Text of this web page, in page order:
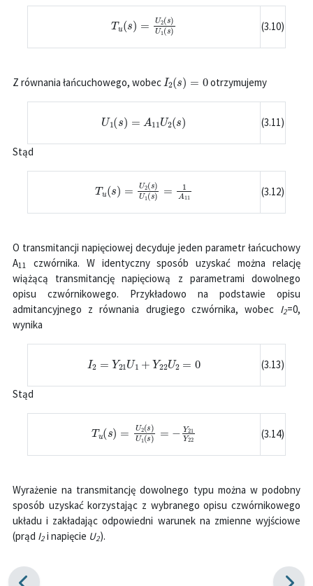
Tu ( ) 2(s)U
(3.10)
Z równania łańcuchowego, wobec I2 ( ) otrzymujemy
U1 ( ) 11 2(s ) (3.11)
Stąd
Tu ( ) 2(s)U =1
(3.12)
O transmitancji napięciowej decyduje jeden parametr łańcuchowy
A11
czwórnika. W identyczny sposób uzyskać można relację
wiążącą transmitancję napięciową z parametrami dowolnego
opisu czwórnikowego. Przykładowo na podstawie opisu
admitancyjnego z równania drugiego czwórnika, wobec I2=0,
wynika
I2 21U1+ 22U 2=0 (3.13)
Stąd
Tu ( ) 2(s)U −Y21
(3.14)
Wyrażenie na transmitancję dowolnego typu można w podobny
sposób uzyskać korzystając z wybranego opisu czwórnikowego
układu i zakładając odpowiedni warunek na zmienne wyjściowe
(prąd I2 i napięcie U2).